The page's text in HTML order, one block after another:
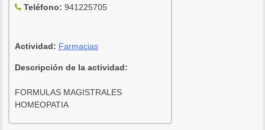
Teléfono: 941225705
Actividad: Farmacias
Descripción de la actividad:
FORMULAS MAGISTRALES
HOMEOPATIA